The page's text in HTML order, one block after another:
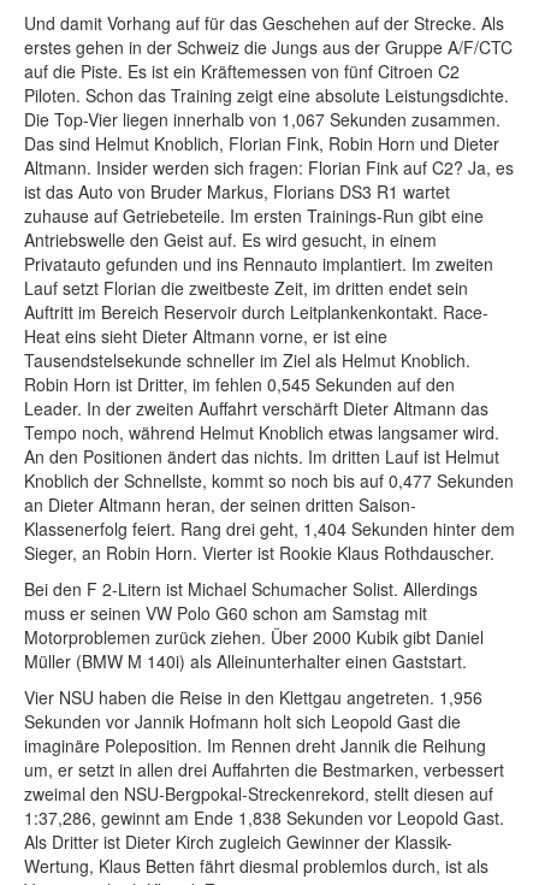
Und damit Vorhang auf für das Geschehen auf der Strecke. Als
erstes gehen in der Schweiz die Jungs aus der Gruppe A/F/CTC
auf die Piste. Es ist ein Kräftemessen von fünf Citroen C2
Piloten. Schon das Training zeigt eine absolute Leistungsdichte.
Die Top-Vier liegen innerhalb von 1,067 Sekunden zusammen.
Das sind Helmut Knoblich, Florian Fink, Robin Horn und Dieter
Altmann. Insider werden sich fragen: Florian Fink auf C2? Ja, es
ist das Auto von Bruder Markus, Florians DS3 R1 wartet
zuhause auf Getriebeteile. Im ersten Trainings-Run gibt eine
Antriebswelle den Geist auf. Es wird gesucht, in einem
Privatauto gefunden und ins Rennauto implantiert. Im zweiten
Lauf setzt Florian die zweitbeste Zeit, im dritten endet sein
Auftritt im Bereich Reservoir durch Leitplankenkontakt. Race-
Heat eins sieht Dieter Altmann vorne, er ist eine
Tausendstelsekunde schneller im Ziel als Helmut Knoblich.
Robin Horn ist Dritter, im fehlen 0,545 Sekunden auf den
Leader. In der zweiten Auffahrt verschärft Dieter Altmann das
Tempo noch, während Helmut Knoblich etwas langsamer wird.
An den Positionen ändert das nichts. Im dritten Lauf ist Helmut
Knoblich der Schnellste, kommt so noch bis auf 0,477 Sekunden
an Dieter Altmann heran, der seinen dritten Saison-
Klassenerfolg feiert. Rang drei geht, 1,404 Sekunden hinter dem
Sieger, an Robin Horn. Vierter ist Rookie Klaus Rothdauscher.
Bei den F 2-Litern ist Michael Schumacher Solist. Allerdings
muss er seinen VW Polo G60 schon am Samstag mit
Motorproblemen zurück ziehen. Über 2000 Kubik gibt Daniel
Müller (BMW M 140i) als Alleinunterhalter einen Gaststart.
Vier NSU haben die Reise in den Klettgau angetreten. 1,956
Sekunden vor Jannik Hofmann holt sich Leopold Gast die
imaginäre Poleposition. Im Rennen dreht Jannik die Reihung
um, er setzt in allen drei Auffahrten die Bestmarken, verbessert
zweimal den NSU-Bergpokal-Streckenrekord, stellt diesen auf
1:37,286, gewinnt am Ende 1,838 Sekunden vor Leopold Gast.
Als Dritter ist Dieter Kirch zugleich Gewinner der Klassik-
Wertung, Klaus Betten fährt diesmal problemlos durch, ist als